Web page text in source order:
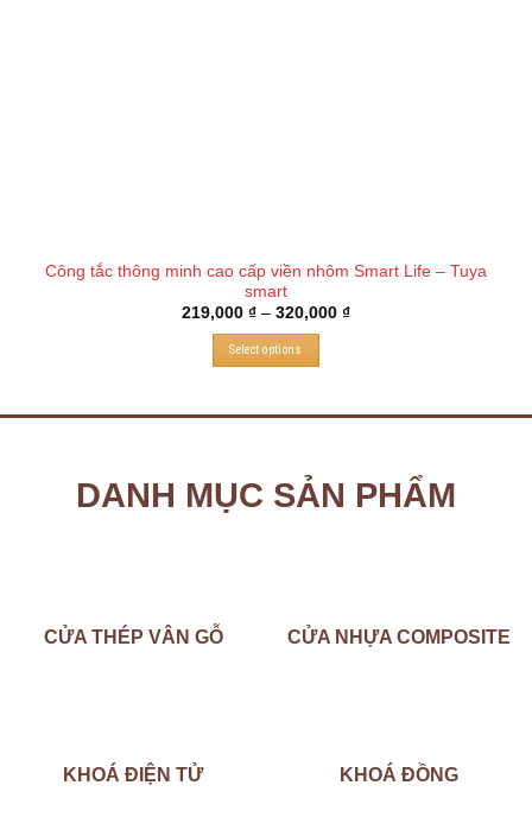
Công tắc thông minh cao cấp viền nhôm Smart Life – Tuya
smart
219,000 ₫ – 320,000 ₫
Select options
DANH MỤC SẢN PHẨM
CỬA THÉP VÂN GỖ CỬA NHỰA COMPOSITE
KHOÁ ĐIỆN TỬ KHOÁ ĐỒNG